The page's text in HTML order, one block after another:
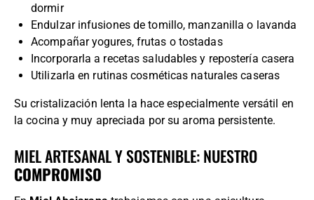
dormir
Endulzar infusiones de tomillo, manzanilla o lavanda
Acompañar yogures, frutas o tostadas
Incorporarla a recetas saludables y repostería casera
Utilizarla en rutinas cosméticas naturales caseras
Su cristalización lenta la hace especialmente versátil en
la cocina y muy apreciada por su aroma persistente.
MIEL ARTESANAL Y SOSTENIBLE: NUESTRO
COMPROMISO